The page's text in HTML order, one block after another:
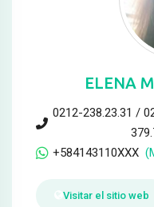
ELENA
0212-238.23.31 /
+584143110XXX
Visitar el sitio web